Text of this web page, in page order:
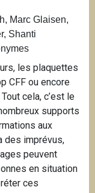
Marc Glaisen,
Shanti
les plaquettes
CFF ou encore
cela, c’est le
supports
aux
des imprévus,
peuvent
en situation
ces